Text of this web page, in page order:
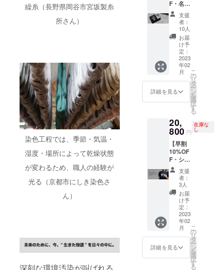
繰糸（長野県岡谷市宮坂製糸
所さん）
染色工程では、季節・気温・
湿度・場所によって乾燥状態
が変わるため、職人の経験が
光る（京都市にしき染色さ
ん）
摩擦・
こすれ
による
毛羽立
ちが発
生する
ことが
ありま
す。
当者様
ご芳名
を備考
欄にご
記載く
ださ
い。 ・
会社
名、ロ
ゴデー
（JPG
もしく
タ）、
HP（S
NS）の
URL
を、下
記メー
ルアド
レスも
しくは
公式ラ
インに
てお送
りくだ
さい。
メール
ス：
contact
@cafco
ップ
ページ
下部を
予定）
に、ロ
ゴ＋
ホーム
ページ
へのリ
ンク
リンク
も可）
す。 ・
サイ
ズ：画
面幅・
ロゴの
縦横比
によっ
て異な
りま
す。横
並びに3
社分を
掲載予
定で
す。 ・
2023年
1月中
旬〜2月
もしく
は柄少
なめ
（ロゴ
が目立
たない
シンプ
ルなデ
ザイ
ン）を
お選び
いただ
望に添
えるよ
いたし
ます
が、生
地の
カッ
ティン
グによ
りご希
望に添
えない
場合が
ござい
予めご
了承く
丁寧な
縫製が
光るア
イテム
です。
サイ
ズ：約
7.5cm×
11.5cm
（閉じ
た状
ク100%
（緯糸
黒に豊
田シル
クを使
用）、
内側牛
革 生産
国：日
本 ■モ
ニター
の都合
上、掲
載写真
と実際
の色が
異なる
F・名刺
入れ】
外側に
シル
ク、内
側に牛
革を使
用した
名刺入
れ。手
触りの
良いシ
ルク、
丈夫で
牛革と
あわ
せ、丸
縁部分
などの
丁寧な
縫製が
光るア
イテム
です。
サイ
ズ：約
7.5cm×
11.5cm
（閉じ
た状
支援
者：
10人
お届
け予
定：
2023
年02
月
詳細を見る
こ
の
リ
タ
ー
ン
を
選
択
す
る
20,
800 円
在庫な
し
【早割
10%OF
F・シル
クリボ
ンタ
イ】 ス
カーフ
のよう
に纏い
やす
く、ネ
クタイ
のよう
に
キュッ
とかっ
支援
者：
3人
お届
け予
定：
2023
年02
月
詳細を見る
こ
の
リ
タ
ー
ン
を
選
択
す
る